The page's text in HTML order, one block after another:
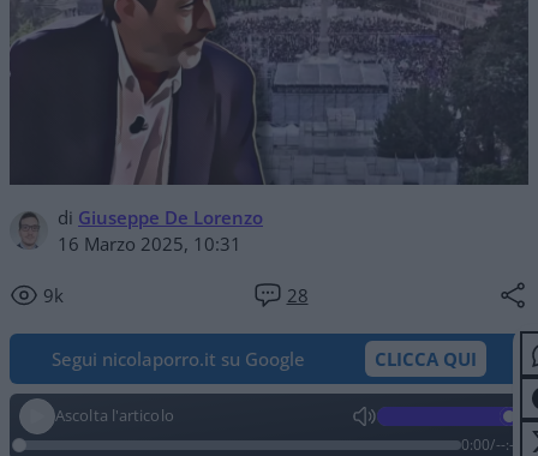
di Giuseppe De Lorenzo
16 Marzo 2025, 10:31
9k 28
Segui nicolaporro.it su Google CLICCA QUI
Ascolta l'articolo
0:00/--:--